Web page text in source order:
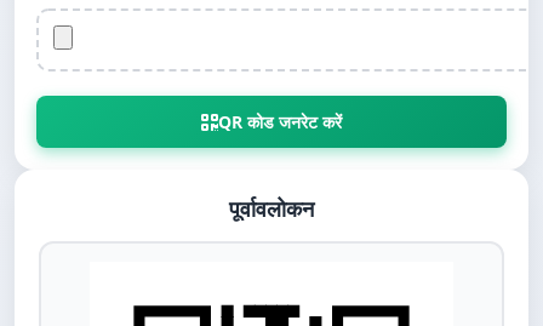
QR कोड जनरेट करें
पूर्वावलोकन